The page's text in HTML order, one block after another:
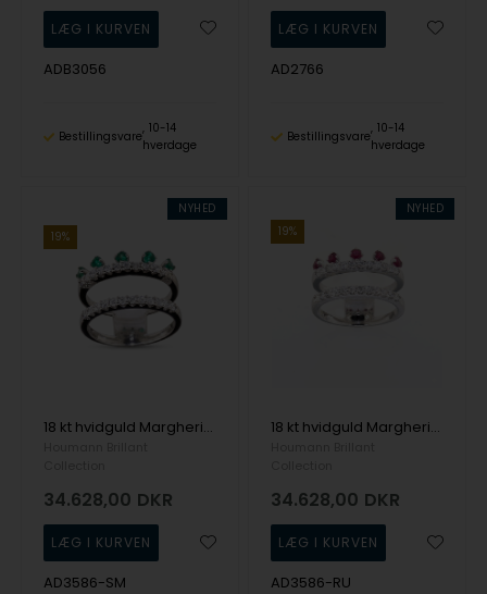
ADB3056
Bestillingsvare
10-14
hverdage
AD2766
Bestillingsvare
10-14
hverdage
NYHED
19%
18 kt hvidguld Margherita Ring med 0,40 ct & 0,51 ct & Top Wesselton / VVS
34.628,00 DKR
AD3586-SM
NYHED
19%
18 kt hvidguld Margherita Ring med 0,42 ct & 0,50 ct Brillant
34.628,00 DKR
AD3586-RU